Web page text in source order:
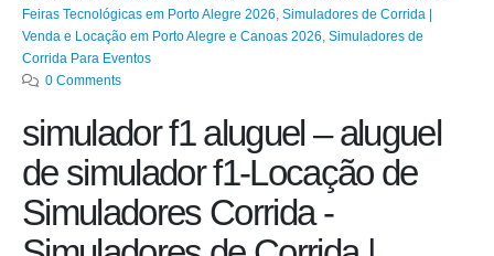
Feiras Tecnológicas em Porto Alegre 2026 Simuladores de Corrida |
Venda e Locação em Porto Alegre e Canoas 2026 Simuladores de
Corrida Para Eventos
0 Comments
simulador f1 aluguel – aluguel
de simulador f1-Locação de
Simuladores Corrida -